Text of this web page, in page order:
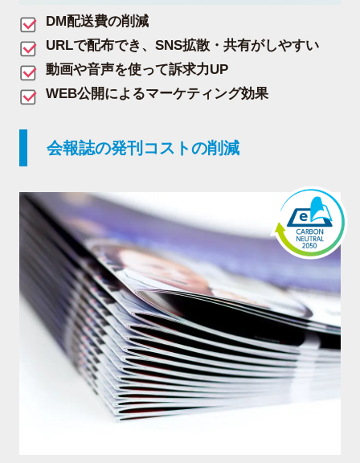
DM配送費の削減
URLで配布でき、SNS拡散・共有がしやすい
動画や音声を使って訴求力UP
WEB公開によるマーケティング効果
会報誌の発刊コストの削減